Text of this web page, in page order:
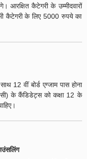
आरक्षित कैटेगरी के उम्मीदवारों
कैटेगरी के लिए 5000 रुपये का
12 वीं बोर्ड एग्जाम पास होना
के कैंडिडेट्स को कक्षा 12 के